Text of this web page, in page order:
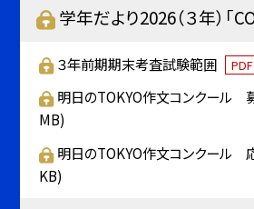
学年だより2026（３年）「
３年前期期末考査試験範囲 PDF
明日のTOKYO作文コンクール
MB)
明日のTOKYO作文コンクール
KB)